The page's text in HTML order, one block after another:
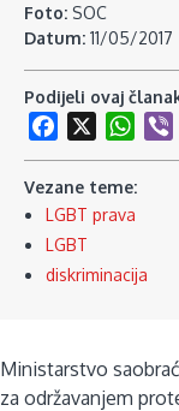
Foto: SOC
Datum: 11/05/2017
Podijeli ovaj
Facebook
Vezane teme:
LGBT prava
LGBT
diskriminacija
Ministarstvo
za održavanjem